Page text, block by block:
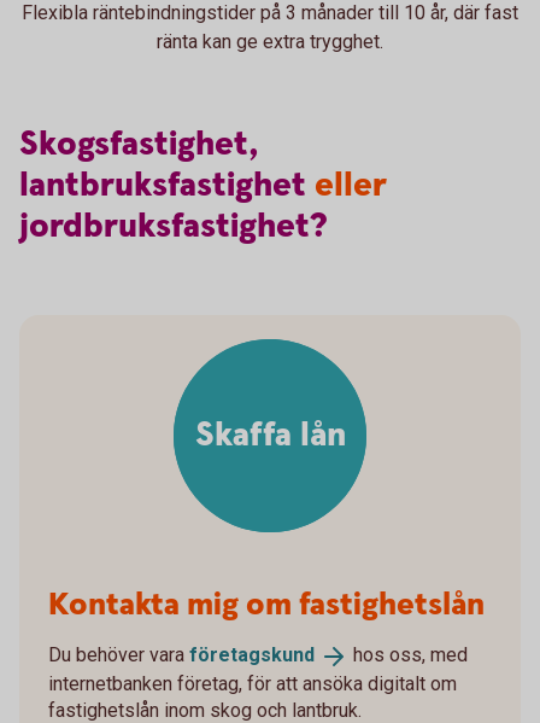
Flexibla räntebindningstider på 3 månader till 10 år, där fast
ränta kan ge extra trygghet.
Skogsfastighet,
lantbruksfastighet eller
jordbruksfastighet?
Skaffa lån
Kontakta mig om fastighetslån
Du behöver vara företagskund
hos oss, med
internetbanken företag, för att ansöka digitalt om
fastighetslån inom skog och lantbruk.